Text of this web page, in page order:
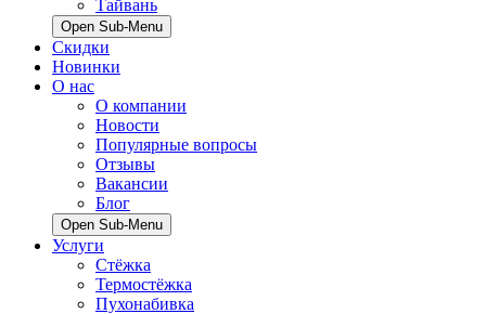
Тайвань
Open Sub-Menu
Скидки
Новинки
О нас
О компании
Новости
Популярные вопросы
Отзывы
Вакансии
Блог
Open Sub-Menu
Услуги
Стёжка
Термостёжка
Пухонабивка